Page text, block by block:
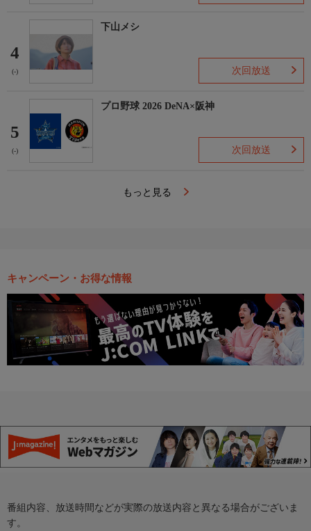
4
(-)
下山メシ
次回放送
5
(-)
プロ野球 2026 DeNA×阪神
次回放送
もっと見る
キャンペーン・お得な情報
番組内容、放送時間などが実際の放送内容と異なる場合がございま
す。